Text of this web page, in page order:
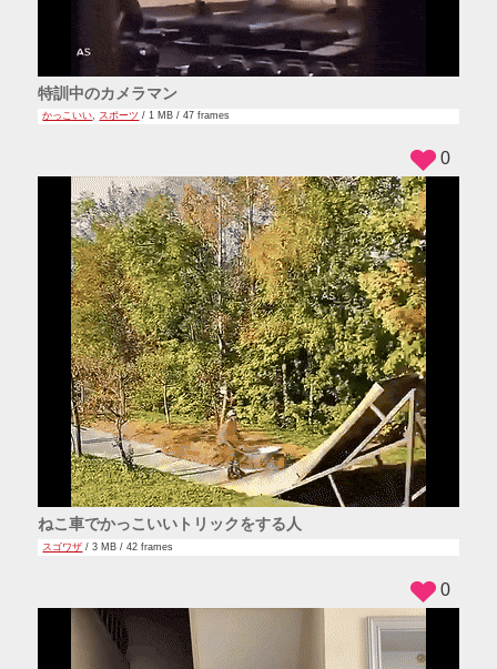
特訓中のカメラマン
かっこいい, スポーツ / 1 MB / 47 frames
ねこ車でかっこいいトリックをする人
スゴワザ / 3 MB / 42 frames
0
0